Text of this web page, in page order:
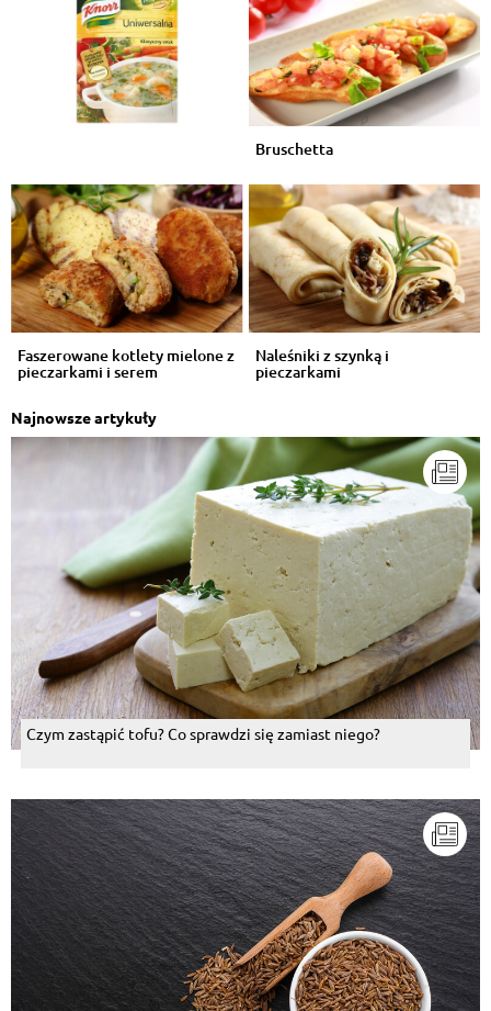
Bruschetta
Faszerowane kotlety mielone z
pieczarkami i serem
Naleśniki z szynką i
pieczarkami
Najnowsze artykuły
Czym zastąpić tofu? Co sprawdzi się zamiast niego?